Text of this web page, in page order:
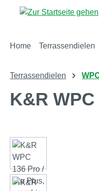
Hauptinhalt springen
Zur Suche springen
Zur Hauptnavigation
Home Terrassendielen
Terrassendielen
K&R
Bildergalerie überspringen